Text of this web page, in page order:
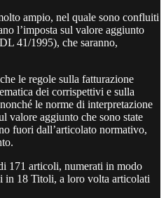
ampio, nel quale sono confluiti
l’imposta sul valore aggiunto
41/1995), che saranno,
le regole sulla fatturazione
dei corrispettivi e sulla
le norme di interpretazione
valore aggiunto che sono state
fuori dall’articolato normativo,
171 articoli, numerati in modo
in 18 Titoli, a loro volta articolati